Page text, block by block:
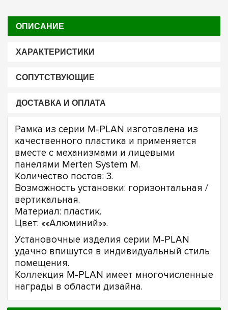
ОПИСАНИЕ
ХАРАКТЕРИСТИКИ
СОПУТСТВУЮЩИЕ
ДОСТАВКА И ОПЛАТА
Рамка из серии M-PLAN изготовлена из
качественного пластика и применяется
вместе с механизмами и лицевыми
панелями Merten System M.
Количество постов: 3.
Возможность установки: горизонтальная /
вертикальная.
Материал: пластик.
Цвет: ««Алюминий»».
Установочные изделия серии M-PLAN
удачно впишутся в индивидуальный стиль
помещения.
Коллекция M-PLAN имеет многочисленные
награды в области дизайна.